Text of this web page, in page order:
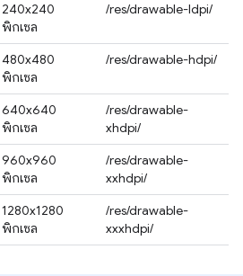
240x240
พิกเซล
/res/drawable-ldpi/
480x480
พิกเซล
/res/drawable-hdpi/
640x640
พิกเซล
/res/drawable-
xhdpi/
960x960
พิกเซล
/res/drawable-
xxhdpi/
1280x1280
พิกเซล
/res/drawable-
xxxhdpi/